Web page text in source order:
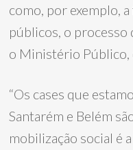
como, por exemplo,
públicos, o processo
o Ministério
“Os cases que
Santarém e Belém
mobilização social é